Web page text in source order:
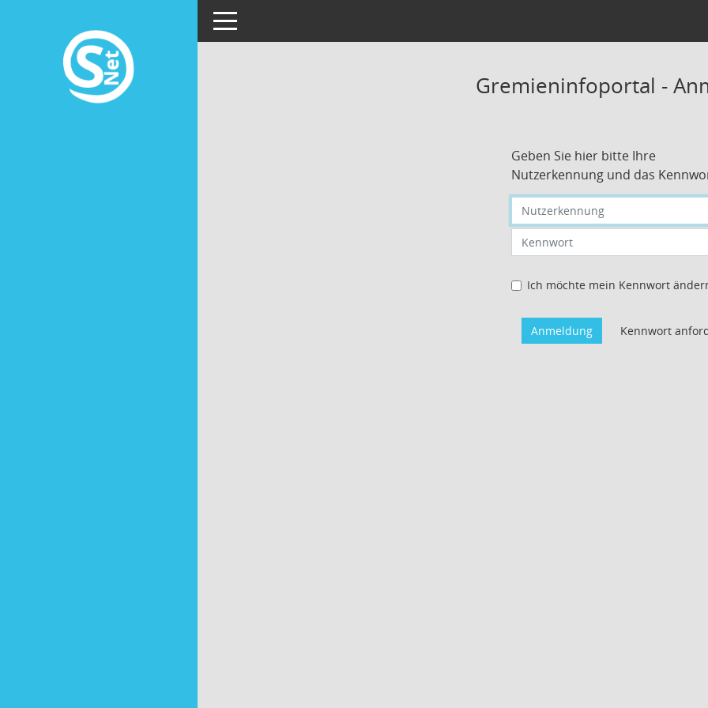
Toggle navigation
Gremieninfoportal -
Geben Sie hier bitte Ihre
Nutzerkennung und das
Nutzerkennung eingeben
Kennwort eingeben
Ich möchte mein Kennwort